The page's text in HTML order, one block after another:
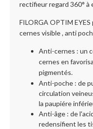
rectifieur regard 360° à
FILORGA OPTIM
cernes visible , anti
Anti-cernes : un
cernes en
pigmentés.
Anti-poche : de
circulation
la paupiére
Anti-âge : de
redensifient les